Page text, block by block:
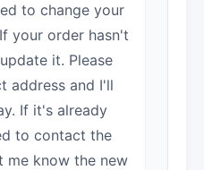
to change your
your order hasn't
it. Please
address and I'll
If it's already
to contact the
me know the new